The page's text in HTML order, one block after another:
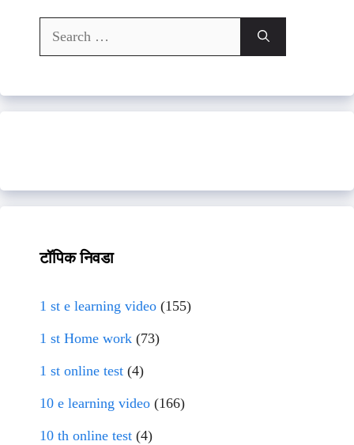
Search
for:
टॉपिक निवडा
1 st e learning video (155)
1 st Home work (73)
1 st online test (4)
10 e learning video (166)
10 th online test (4)